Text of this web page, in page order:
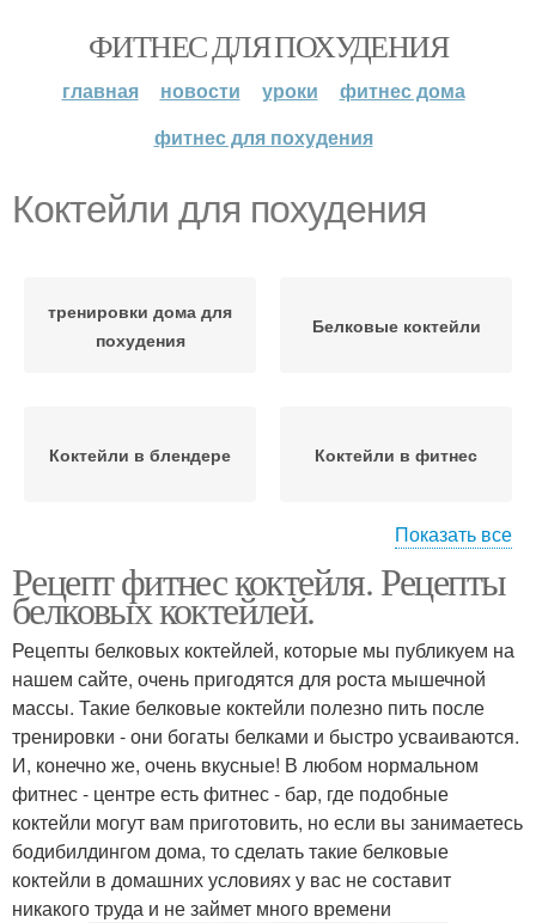
ФИТНЕС ДЛЯ ПОХУДЕНИЯ
главная новости уроки
фитнес дома
фитнес для похудения
Коктейли для похудения
тренировки дома для
похудения
Белковые коктейли
Коктейли в блендере Коктейли в фитнес
Белково-углеводный
коктейль
Коктейль перед
тренировкой
Белковый коктейль
Клубнично-банановый
коктейль
Углеводный коктейль Протеиновый коктейль
Показать все
Рецепт фитнес коктейля. Рецепты
белковых коктейлей.
Рецепты белковых коктейлей, которые мы публикуем на
нашем сайте, очень пригодятся для роста мышечной
массы. Такие белковые коктейли полезно пить после
тренировки - они богаты белками и быстро усваиваются.
И, конечно же, очень вкусные! В любом нормальном
фитнес - центре есть фитнес - бар, где подобные
коктейли могут вам приготовить, но если вы занимаетесь
бодибилдингом дома, то сделать такие белковые
коктейли в домашних условиях у вас не составит
никакого труда и не займет много времени